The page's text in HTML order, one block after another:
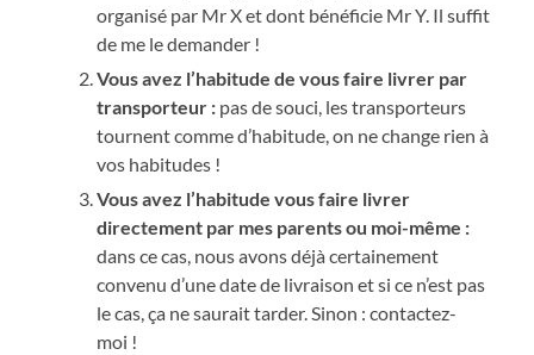
organisé par Mr X et dont bénéficie Mr Y. Il suffit
de me le demander !
Vous avez l’habitude de vous faire livrer par
transporteur : pas de souci, les transporteurs
tournent comme d’habitude, on ne change rien à
vos habitudes !
Vous avez l’habitude vous faire livrer
directement par mes parents ou moi-même :
dans ce cas, nous avons déjà certainement
convenu d’une date de livraison et si ce n’est pas
le cas, ça ne saurait tarder. Sinon : contactez-
moi !